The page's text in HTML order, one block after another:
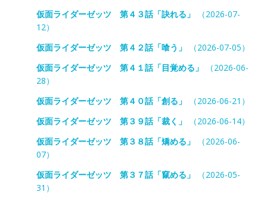
仮面ライダーゼッツ 第４３話「訣れる」
（2026-07-
12）
仮面ライダーゼッツ 第４２話「喰う」
（2026-07-05）
仮面ライダーゼッツ 第４１話「目覚める」
（2026-06-
28）
仮面ライダーゼッツ 第４０話「創る」
（2026-06-21）
仮面ライダーゼッツ 第３９話「裁く」
（2026-06-14）
仮面ライダーゼッツ 第３８話「矯める」
（2026-06-
07）
仮面ライダーゼッツ 第３７話「竄める」
（2026-05-
31）